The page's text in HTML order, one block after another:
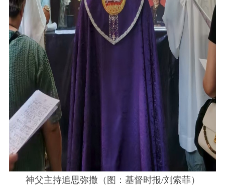
神父主持追思弥撒（图：基督时报/刘索菲）